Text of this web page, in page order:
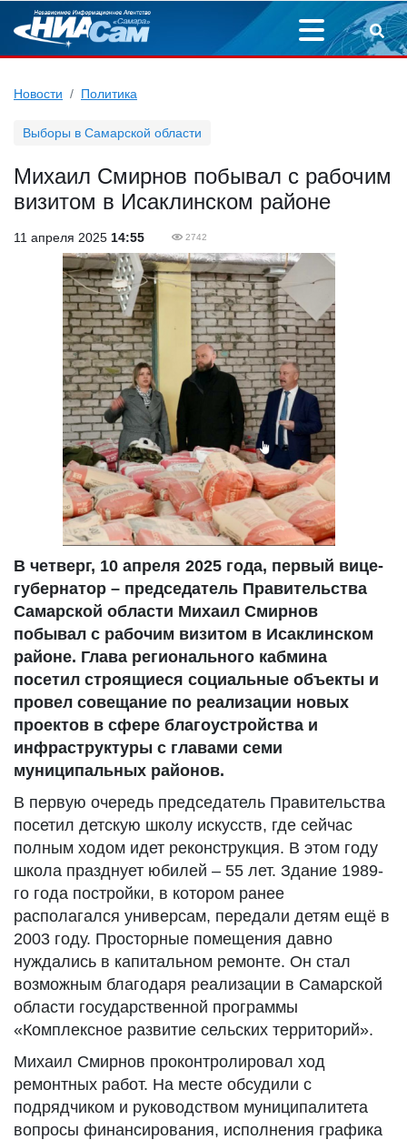
Новости Политика
Выборы в Самарской области
Михаил Смирнов побывал с рабочим
визитом в Исаклинском районе
11 апреля 2025 14:55 2742
В четверг, 10 апреля 2025 года, первый вице-
губернатор – председатель Правительства
Самарской области Михаил Смирнов
побывал с рабочим визитом в Исаклинском
районе. Глава регионального кабмина
посетил строящиеся социальные объекты и
провел совещание по реализации новых
проектов в сфере благоустройства и
инфраструктуры с главами семи
муниципальных районов.
В первую очередь председатель Правительства
посетил детскую школу искусств, где сейчас
полным ходом идет реконструкция. В этом году
школа празднует юбилей – 55 лет. Здание 1989-
го года постройки, в котором ранее
располагался универсам, передали детям ещё в
2003 году. Просторные помещения давно
нуждались в капитальном ремонте. Он стал
возможным благодаря реализации в Самарской
области государственной программы
«Комплексное развитие сельских территорий».
Михаил Смирнов проконтролировал ход
ремонтных работ. На месте обсудили с
подрядчиком и руководством муниципалитета
вопросы финансирования, исполнения графика